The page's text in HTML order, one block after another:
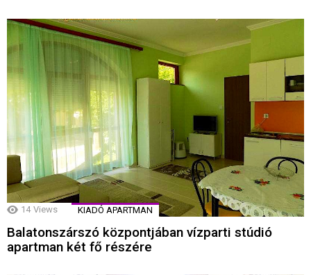
14 Views KIADÓ APARTMAN
Balatonszárszó központjában vízparti stúdió
apartman két fő részére